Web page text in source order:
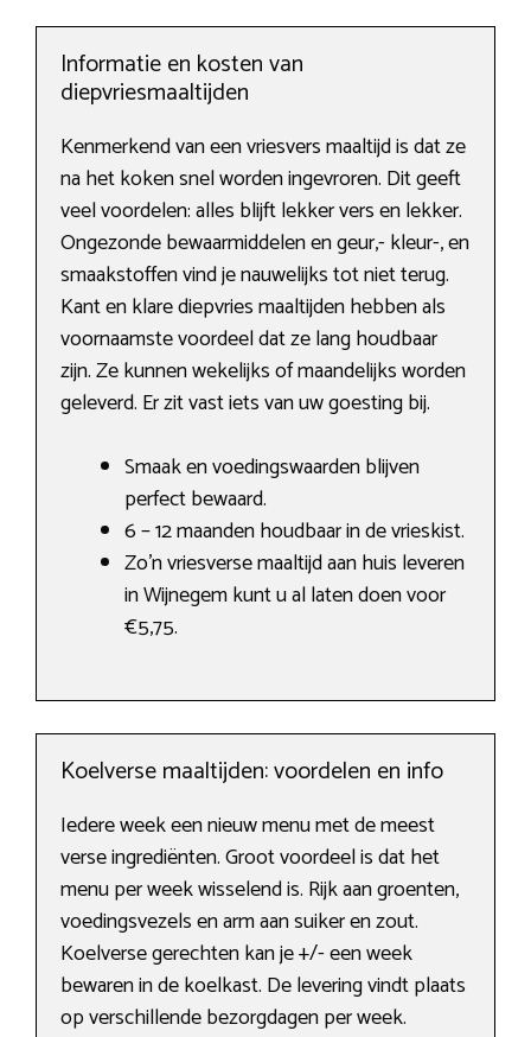
Informatie en kosten van
diepvriesmaaltijden
Kenmerkend van een vriesvers maaltijd is dat ze
na het koken snel worden ingevroren. Dit geeft
veel voordelen: alles blijft lekker vers en lekker.
Ongezonde bewaarmiddelen en geur,- kleur-, en
smaakstoffen vind je nauwelijks tot niet terug.
Kant en klare diepvries maaltijden hebben als
voornaamste voordeel dat ze lang houdbaar
zijn. Ze kunnen wekelijks of maandelijks worden
geleverd. Er zit vast iets van uw goesting bij.
Smaak en voedingswaarden blijven
perfect bewaard.
6 – 12 maanden houdbaar in de vrieskist.
Zo’n vriesverse maaltijd aan huis leveren
in Wijnegem kunt u al laten doen voor
€5,75.
Koelverse maaltijden: voordelen en info
Iedere week een nieuw menu met de meest
verse ingrediënten. Groot voordeel is dat het
menu per week wisselend is. Rijk aan groenten,
voedingsvezels en arm aan suiker en zout.
Koelverse gerechten kan je +/- een week
bewaren in de koelkast. De levering vindt plaats
op verschillende bezorgdagen per week.